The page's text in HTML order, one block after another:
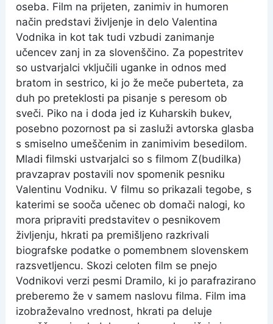
oseba. Film na prijeten, zanimiv in humoren
način predstavi življenje in delo Valentina
Vodnika in kot tak tudi vzbudi zanimanje
učencev zanj in za slovenščino. Za popestritev
so ustvarjalci vključili uganke in odnos med
bratom in sestrico, ki jo že meče puberteta, za
duh po preteklosti pa pisanje s peresom ob
sveči. Piko na i doda jed iz Kuharskih bukev,
posebno pozornost pa si zasluži avtorska glasba
s smiselno umeščenim in zanimivim besedilom.
Mladi filmski ustvarjalci so s filmom Z(budilka)
pravzaprav postavili nov spomenik pesniku
Valentinu Vodniku. V filmu so prikazali tegobe, s
katerimi se sooča učenec ob domači nalogi, ko
mora pripraviti predstavitev o pesnikovem
življenju, hkrati pa premišljeno razkrivali
biografske podatke o pomembnem slovenskem
razsvetljencu. Skozi celoten film se pnejo
Vodnikovi verzi pesmi Dramilo, ki jo parafrazirano
preberemo že v samem naslovu filma. Film ima
izobraževalno vrednost, hkrati pa deluje